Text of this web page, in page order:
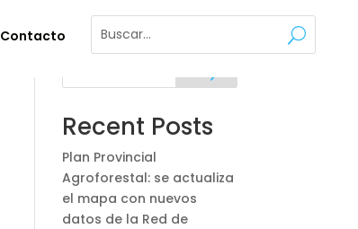
Contacto
Recent Posts
Plan Provincial
Agroforestal: se actualiza
el mapa con nuevos
datos de la Red de